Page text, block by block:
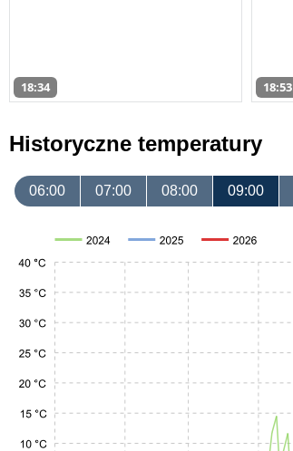
18:34 18:53
Historyczne temperatury
06:00 07:00 08:00 09:00